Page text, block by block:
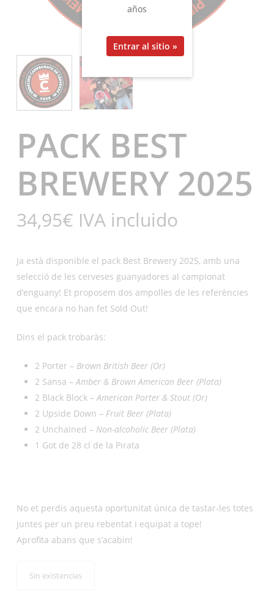
PACK BEST
BREWERY 2025
34,95€ IVA incluido
Ja està disponible el pack Best Brewery 2025, amb una
selecció de les cerveses guanyadores al campionat
d’enguany! Et proposem dos ampolles de les referències
que encara no han fet Sold Out!
Dins el pack trobaràs:
2 Porter – Brown British Beer (Or)
2 Sansa –Amber & Brown American Beer (Plata)
2 Black Block –American Porter & Stout (Or)
2 Upside Down – Fruit Beer (Plata)
2 Unchained – Non-alcoholic Beer (Plata)
1 Got de 28 cl de la Pirata
No et perdis aquesta oportunitat única de tastar-les totes
juntes per un preu rebentat i equipat a tope!
Aprofita abans que s’acabin!
Sin existencias
años